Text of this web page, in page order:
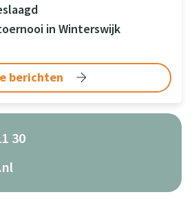
in Winterswijk
berichten
30